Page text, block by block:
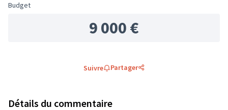
Budget
9 000 €
Suivre Partager
Détails du commentaire